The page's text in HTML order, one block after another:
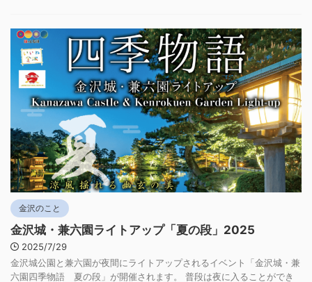
金沢のこと
金沢城・兼六園ライトアップ「夏の段」2025
2025/7/29
金沢城公園と兼六園が夜間にライトアップされるイベント「金沢城・兼
六園四季物語 夏の段」が開催されます。 普段は夜に入ることができ